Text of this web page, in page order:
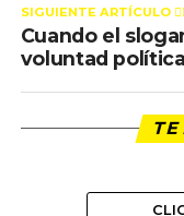
SIGUIENTE ARTÍCULO
Cuando el
voluntad política
TE